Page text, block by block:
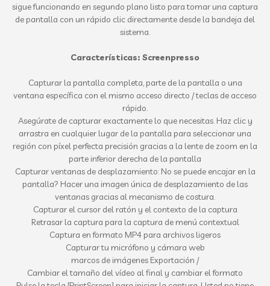
sigue funcionando en segundo plano listo para tomar una captura
de pantalla con un rápido clic directamente desde la bandeja del
sistema.
Características: Screenpresso
Capturar la pantalla completa, parte de la pantalla o una
ventana específica con el mismo acceso directo / teclas de acceso
rápido.
Asegúrate de capturar exactamente lo que necesitas. Haz clic y
arrastra en cualquier lugar de la pantalla para seleccionar una
región con píxel perfecta precisión gracias a la lente de zoom en la
parte inferior derecha de la pantalla
Capturar ventanas de desplazamiento: No se puede encajar en la
pantalla? Hacer una imagen única de desplazamiento de las
ventanas gracias al mecanismo de costura.
Capturar el cursor del ratón y el contexto de la captura
Retrasar la captura para la captura de menú contextual
Captura en formato MP4 para archivos ligeros
Capturar tu micrófono y cámara web
marcos de imágenes Exportación /
Cambiar el tamaño del vídeo al final y cambiar el formato